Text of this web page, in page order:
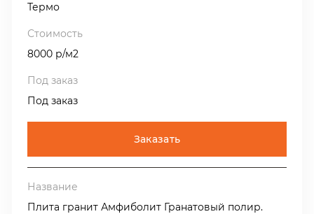
Термо
8000 р/м2
Под заказ
Заказать
Плита гранит Амфиболит Гранатовый полир.